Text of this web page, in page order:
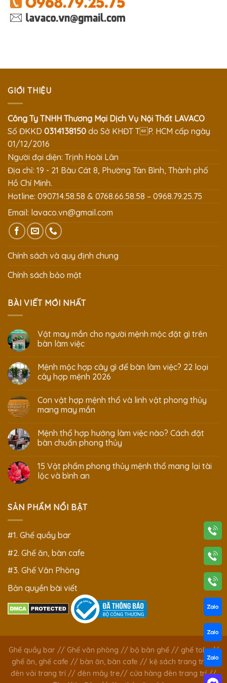
GIỚI THIỆU
Công Ty TNHH Thương Mại Dịch Vụ Nội Thất LAVACO
Số ĐKKD 0314138150 do Sở KHĐT TP. HCM cấp ngày
01/12/2016
Người đại diện: Trịnh Hoài Lân
Địa chỉ: 19 - 21 Bàu Cát 8, Phường Tân Bình, Thành phố
Hồ Chí Minh.
Hotline: 0907.14.58.58 & 0768.66.58.58 – 0968.79.25.75
Email: lavaco.vn@gmail.com
Chính sách và quy định chung
Chính sách bảo mật
BÀI VIẾT MỚI NHẤT
Vật may mắn cho người mệnh mộc đặt gì trên
bàn làm việc
Mệnh mộc hợp cây gì để bàn làm việc? 22 loại
cây hợp mệnh 2026
Con vật hợp mệnh thổ và linh vật phong thủy
mang may mắn
Mệnh thổ hợp hướng làm việc nào? Cách đặt
bàn chuẩn phong thủy
15 Vật phẩm phong thủy mệnh thổ mang lại tài
lộc và bình an
SẢN PHẨM NỔI BẬT
#1. Ghế quầy bar
#2. Ghế ăn, bàn cafe
#3. Ghế Văn Phòng
Bản quyền bài viết
Ghế quầy bar// Ghế văn phòng // bộ bàn ghế// ghế tolix//
ghế ăn, ghế cafe // bàn ăn, bàn cafe // kệ sách trang trí //
đèn vải trang trí // đèn mây tre// cửa hàng đèn trang trí//